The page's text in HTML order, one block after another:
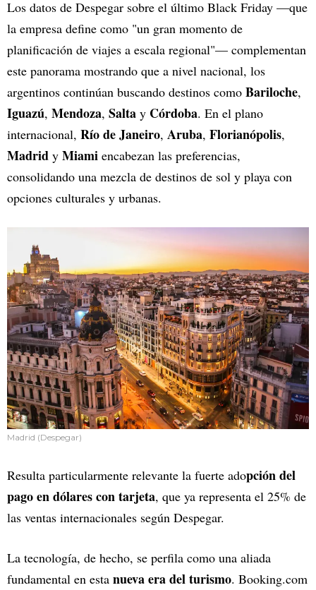
Los datos de Despegar sobre el último Black Friday —que
la empresa define como "un gran momento de
planificación de viajes a escala regional"— complementan
este panorama mostrando que a nivel nacional, los
argentinos continúan buscando destinos como Bariloche,
Iguazú, Mendoza, Salta y Córdoba. En el plano
internacional, Río de Janeiro, Aruba, Florianópolis,
Madrid y Miami encabezan las preferencias,
consolidando una mezcla de destinos de sol y playa con
opciones culturales y urbanas.
Madrid (Despegar)
Resulta particularmente relevante la fuerte adopción del
pago en dólares con tarjeta, que ya representa el 25% de
las ventas internacionales según Despegar.
La tecnología, de hecho, se perfila como una aliada
fundamental en esta nueva era del turismo. Booking.com